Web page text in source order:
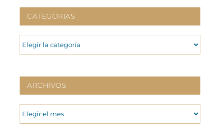
CATEGORIAS
CATEGORIAS
ARCHIVOS
ARCHIVOS